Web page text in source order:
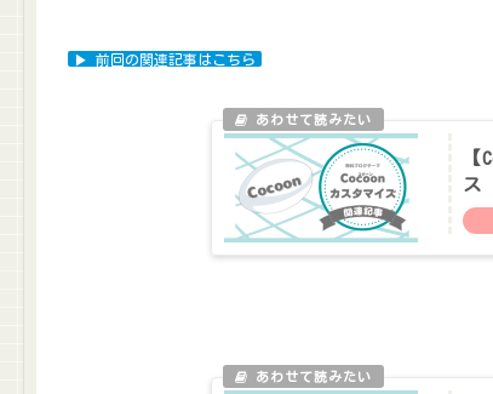
▶ 前回の関連記事はこちら
ス